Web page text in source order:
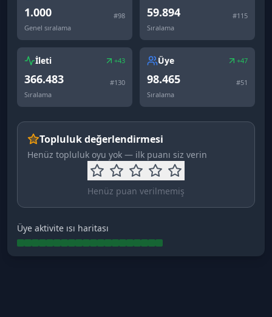
1.000 #98
Genel sıralama
59.894 #115
Sıralama
İleti +43
366.483 #130
Sıralama
Üye +47
98.465 #51
Sıralama
Topluluk değerlendirmesi
Henüz topluluk oyu yok — ilk puanı siz verin
Henüz puan verilmemiş
Üye aktivite ısı haritası